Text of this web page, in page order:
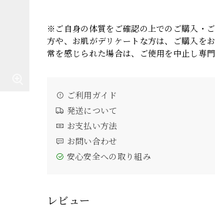
※ご自身の体質をご確認の上でのご購入・
方や、お肌がデリケートな方は、ご購入を
常を感じられた場合は、ご使用を中止し専
ご利用ガイド
発送について
お支払い方法
お問い合わせ
安心安全への取り組み
レビュー